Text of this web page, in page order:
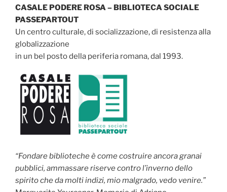
CASALE PODERE ROSA – BIBLIOTECA SOCIALE
PASSEPARTOUT
Un centro culturale, di socializzazione, di resistenza alla
globalizzazione
in un bel posto della periferia romana, dal 1993.
“Fondare biblioteche è come costruire ancora granai
pubblici, ammassare riserve contro l’inverno dello
spirito che da molti indizi, mio malgrado, vedo venire.”